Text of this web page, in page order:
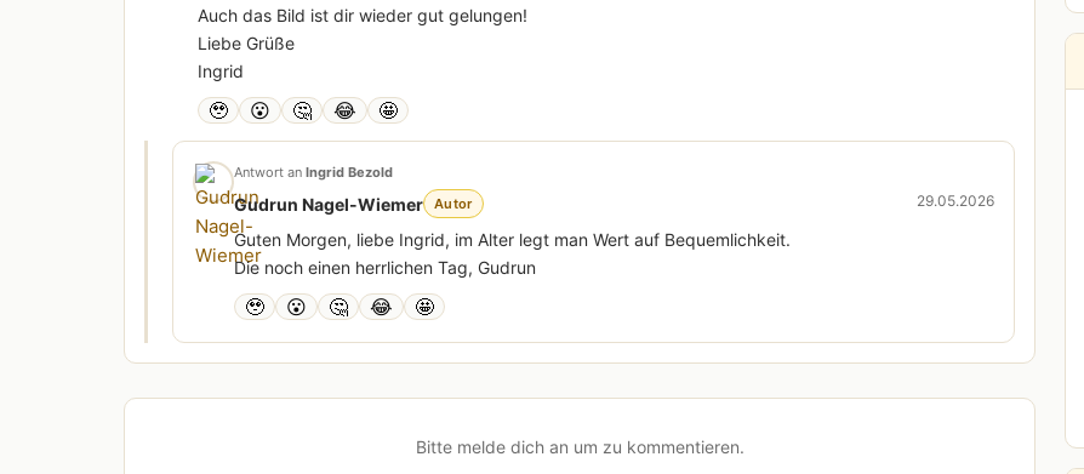
Auch das Bild ist dir wieder gut gelungen!
Liebe Grüße
Ingrid
🥹 😮 🤔 😂 🤩
Antwort an Ingrid Bezold
Gudrun Nagel-Wiemer Autor 29.05.2026
Guten Morgen, liebe Ingrid, im Alter legt man Wert auf Bequemlichkeit.
Die noch einen herrlichen Tag, Gudrun
🥹 😮 🤔 😂 🤩
Bitte melde dich an um zu kommentieren.